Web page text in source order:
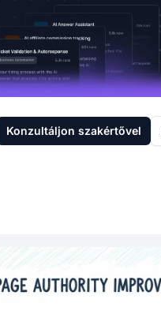
Konzultáljon szakértővel